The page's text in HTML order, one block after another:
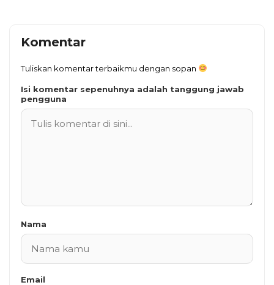
Komentar
Tuliskan komentar terbaikmu dengan sopan
Isi komentar sepenuhnya adalah tanggung jawab
pengguna
Nama
Email